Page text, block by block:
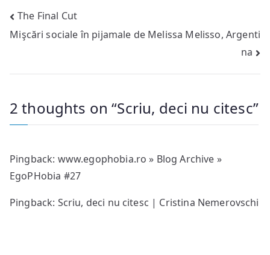
Post
navigation
The Final Cut
Mişcări sociale în pijamale de Melissa Melisso, Argenti
na
2 thoughts on “Scriu, deci nu citesc”
Pingback: www.egophobia.ro » Blog Archive »
EgoPHobia #27
Pingback: Scriu, deci nu citesc | Cristina Nemerovschi